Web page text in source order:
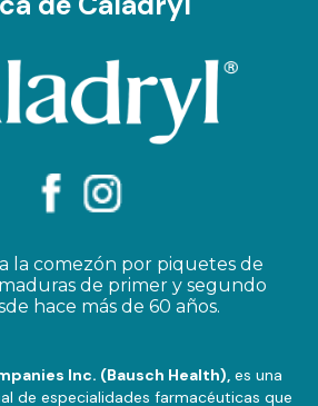
la comezón por piquetes de
de primer y segundo
hace más de 60 años.
Inc. (Bausch Health),es una
de especialidades farmacéuticas que